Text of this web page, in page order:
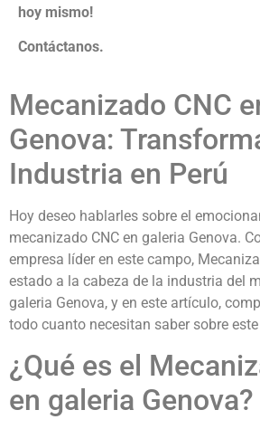
hoy mismo!
Contáctanos.
Mecanizado CNC
Genova:
Industria en Perú
Hoy deseo hablarles sobre el
mecanizado CNC en galeria Genova.
empresa líder en este campo,
estado a la cabeza de la industria del
galeria Genova, y en este artículo,
todo cuanto necesitan saber sobre
¿Qué es el
en galeria Genova?